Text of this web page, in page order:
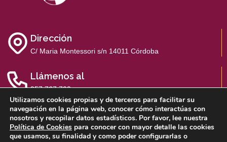
Dirección
C/ Maria Montessori s/n 14011 Córdoba
Llámenos al
957 767 700
Utilizamos cookies propias y de terceros para facilitar su
navegación en la página web, conocer cómo interactúas con
nosotros y recopilar datos estadísticos. Por favor, lee nuestra
Política de Cookies para conocer con mayor detalle las cookies
que usamos, su finalidad y como poder configurarlas o